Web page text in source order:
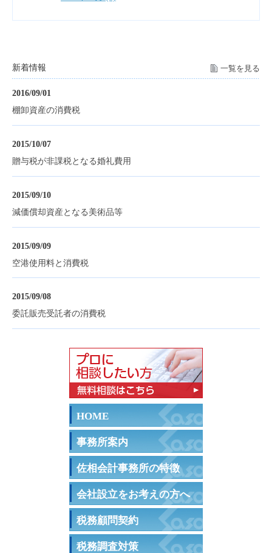
新着情報 一覧を見る
2016/09/01
棚卸資産の消費税
2015/10/07
贈与税が非課税となる婚礼費用
2015/09/10
減価償却資産となる美術品等
2015/09/09
空港使用料と消費税
2015/09/08
委託販売受託者の消費税
HOME
事務所案内
佐相会計事務所の特徴
会社設立をお考えの方へ
税務顧問契約
税務調査対策